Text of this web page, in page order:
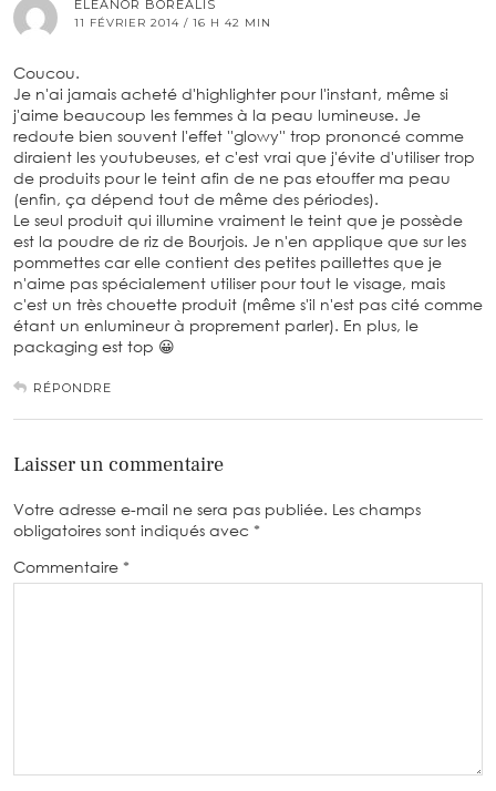
ELEANOR BOREALIS
11 FÉVRIER 2014 / 16 H 42 MIN
Coucou.
Je n'ai jamais acheté d'highlighter pour l'instant, même si
j'aime beaucoup les femmes à la peau lumineuse. Je
redoute bien souvent l'effet ''glowy'' trop prononcé comme
diraient les youtubeuses, et c'est vrai que j'évite d'utiliser trop
de produits pour le teint afin de ne pas etouffer ma peau
(enfin, ça dépend tout de même des périodes).
Le seul produit qui illumine vraiment le teint que je possède
est la poudre de riz de Bourjois. Je n'en applique que sur les
pommettes car elle contient des petites paillettes que je
n'aime pas spécialement utiliser pour tout le visage, mais
c'est un très chouette produit (même s'il n'est pas cité comme
étant un enlumineur à proprement parler). En plus, le
packaging est top 😀
RÉPONDRE
Laisser un commentaire
Votre adresse e-mail ne sera pas publiée. Les champs
obligatoires sont indiqués avec *
Commentaire *